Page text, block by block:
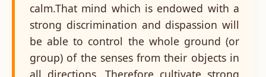
calm.That mind which is endowed with a
strong discrimination and dispassion will
be able to control the whole ground (or
group) of the senses from their objects in
all directions. Therefore cultivate strong